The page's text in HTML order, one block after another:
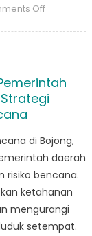
Offon
Dalam
Mitigasi
di
Jawa
Barat
di Bojong,
daerah
risiko bencana.
ketahanan
mengurangi
setempat.